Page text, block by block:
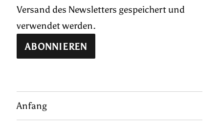
Versand des Newsletters gespeichert und
verwendet werden.
Anfang